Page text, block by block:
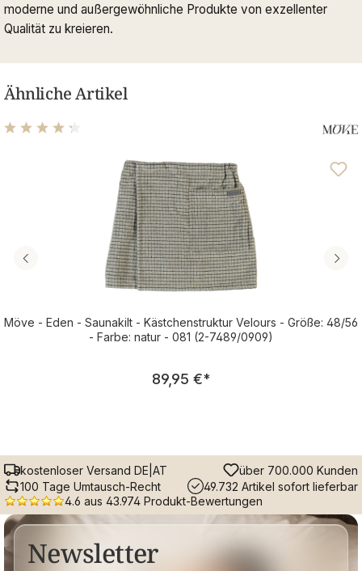
moderne und außergewöhnliche Produkte von exzellenter
Qualität zu kreieren.
Ähnliche Artikel
Möve - Eden - Saunakilt - Kästchenstruktur Velours - Größe: 48/56
- Farbe: natur - 081 (2-7489/0909)
Regulärer Preis:
89,95 €*
kostenloser Versand DE|AT
über 700.000 Kunden
100 Tage Umtausch-Recht
49.732 Artikel sofort lieferbar
4.6 aus 43.974 Produkt-Bewertungen
Newsletter